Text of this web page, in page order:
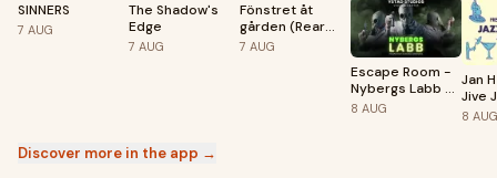
SINNERS
7 AUG
The Shadow's
Edge
7 AUG
Fönstret åt
gården (Rear
Window)
7 AUG
Escape Room -
Nybergs Labb -
Augusti
8 AUG
Jan
Jive
8 AUG
Discover more in the app →